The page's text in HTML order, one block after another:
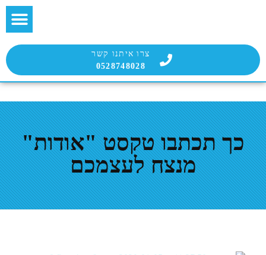
צרו איתנו קשר
0528748028
כך תכתבו טקסט "אודות"
מנצח לעצמכם